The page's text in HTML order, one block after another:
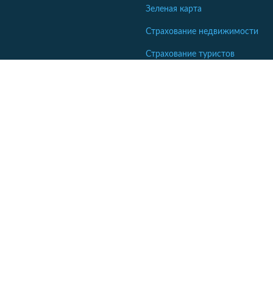
Зеленая карта
Страхование недвижимости
Страхование туристов